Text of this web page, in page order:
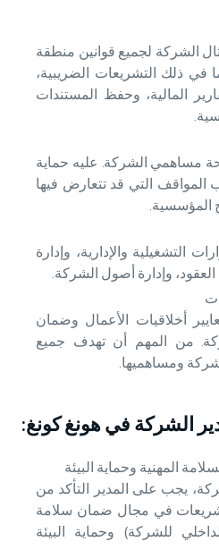
الشركة لجميع قوانين منطقة
في ذلك التشريعات الضريبية،
المالية، وحفظ المستندات
مساهمي الشركة. عليه حماية
التي قد تتعارض فيها
المؤسسية.
التشغيلية والإدارية، وإدارة
العقود، وإدارة أصول الشركة.
أخلاقيات الأعمال وضمان
من المهم أن تهدف جميع
ومساهميها.
الشركة في هونغ كونغ:
المهنية وحماية البيئة
يجب على المدير التأكد من
في مجال ضمان سلامة
للشركة) وحماية البيئة